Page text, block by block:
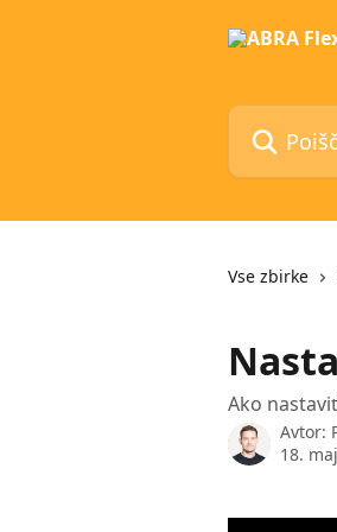
Poiščite
Vse zbirke
Ako
Avtor:
18.